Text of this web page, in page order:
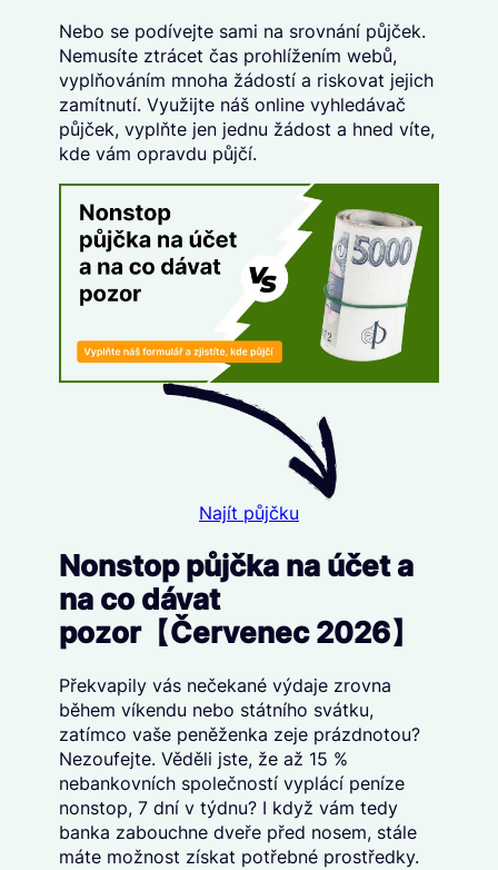
Nebo se podívejte sami na srovnání půjček.
Nemusíte ztrácet čas prohlížením webů,
vyplňováním mnoha žádostí a riskovat jejich
zamítnutí. Využijte náš online vyhledávač
půjček, vyplňte jen jednu žádost a hned víte,
kde vám opravdu půjčí.
Najít půjčku
Nonstop půjčka na účet a
na co dávat
pozor【Červenec 2026】
Překvapily vás nečekané výdaje zrovna
během víkendu nebo státního svátku,
zatímco vaše peněženka zeje prázdnotou?
Nezoufejte. Věděli jste, že až 15 %
nebankovních společností vyplácí peníze
nonstop, 7 dní v týdnu? I když vám tedy
banka zabouchne dveře před nosem, stále
máte možnost získat potřebné prostředky.